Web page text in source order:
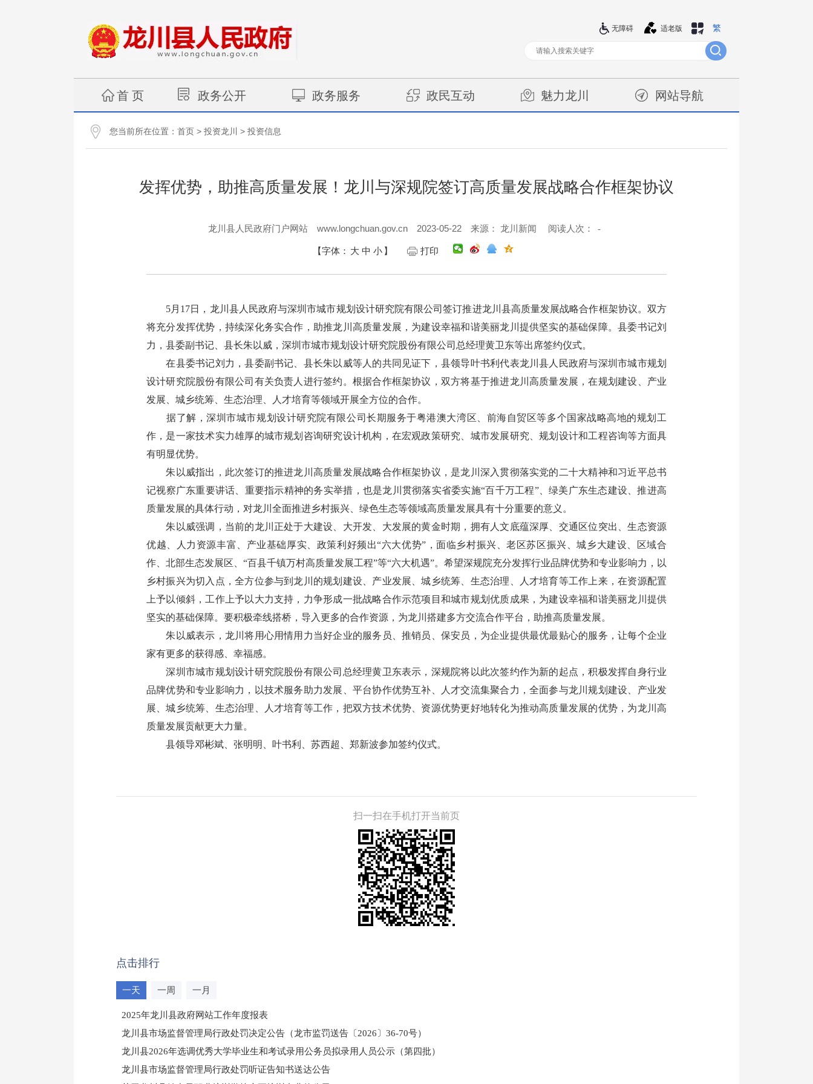
繁
适老版
无障碍
首 页 政务公开 政务服务 政民互动 魅力龙川 网站导航
您当前所在位置： 首页 > 投资龙川 > 投资信息
发挥优势，助推高质量发展！龙川与深规院签订高质量发展战略合作框架协议
龙川县人民政府门户网站 www.longchuan.gov.cn 2023-05-22 来源： 龙川新闻 阅读人次： -
【字体： 大 中 小 】 打印
5月17日，龙川县人民政府与深圳市城市规划设计研究院有限公司签订推进龙川县高质量发展战略合作框架协议。双方
将充分发挥优势，持续深化务实合作，助推龙川高质量发展，为建设幸福和谐美丽龙川提供坚实的基础保障。县委书记刘
力，县委副书记、县长朱以威，深圳市城市规划设计研究院股份有限公司总经理黄卫东等出席签约仪式。
在县委书记刘力，县委副书记、县长朱以威等人的共同见证下，县领导叶书利代表龙川县人民政府与深圳市城市规划
设计研究院股份有限公司有关负责人进行签约。根据合作框架协议，双方将基于推进龙川高质量发展，在规划建设、产业
发展、城乡统筹、生态治理、人才培育等领域开展全方位的合作。
据了解，深圳市城市规划设计研究院有限公司长期服务于粤港澳大湾区、前海自贸区等多个国家战略高地的规划工
作，是一家技术实力雄厚的城市规划咨询研究设计机构，在宏观政策研究、城市发展研究、规划设计和工程咨询等方面具
有明显优势。
朱以威指出，此次签订的推进龙川高质量发展战略合作框架协议，是龙川深入贯彻落实党的二十大精神和习近平总书
记视察广东重要讲话、重要指示精神的务实举措，也是龙川贯彻落实省委实施“百千万工程”、绿美广东生态建设、推进高
质量发展的具体行动，对龙川全面推进乡村振兴、绿色生态等领域高质量发展具有十分重要的意义。
朱以威强调，当前的龙川正处于大建设、大开发、大发展的黄金时期，拥有人文底蕴深厚、交通区位突出、生态资源
优越、人力资源丰富、产业基础厚实、政策利好频出“六大优势”，面临乡村振兴、老区苏区振兴、城乡大建设、区域合
作、北部生态发展区、“百县千镇万村高质量发展工程”等“六大机遇”。希望深规院充分发挥行业品牌优势和专业影响力，以
乡村振兴为切入点，全方位参与到龙川的规划建设、产业发展、城乡统筹、生态治理、人才培育等工作上来，在资源配置
上予以倾斜，工作上予以大力支持，力争形成一批战略合作示范项目和城市规划优质成果，为建设幸福和谐美丽龙川提供
坚实的基础保障。要积极牵线搭桥，导入更多的合作资源，为龙川搭建多方交流合作平台，助推高质量发展。
朱以威表示，龙川将用心用情用力当好企业的服务员、推销员、保安员，为企业提供最优最贴心的服务，让每个企业
家有更多的获得感、幸福感。
深圳市城市规划设计研究院股份有限公司总经理黄卫东表示，深规院将以此次签约作为新的起点，积极发挥自身行业
品牌优势和专业影响力，以技术服务助力发展、平台协作优势互补、人才交流集聚合力，全面参与龙川规划建设、产业发
展、城乡统筹、生态治理、人才培育等工作，把双方技术优势、资源优势更好地转化为推动高质量发展的优势，为龙川高
质量发展贡献更大力量。
县领导邓彬斌、张明明、叶书利、苏西超、郑新波参加签约仪式。
扫一扫在手机打开当前页
点击排行
一天 一周 一月
2025年龙川县政府网站工作年度报表
龙川县市场监督管理局行政处罚决定公告（龙市监罚送告〔2026〕36-70号）
龙川县2026年选调优秀大学毕业生和考试录用公务员拟录用人员公示（第四批）
龙川县市场监督管理局行政处罚听证告知书送达公告